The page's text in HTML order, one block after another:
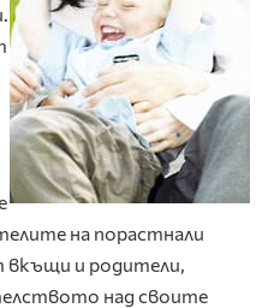
на порастнали
вкъщи и родители,
над своите